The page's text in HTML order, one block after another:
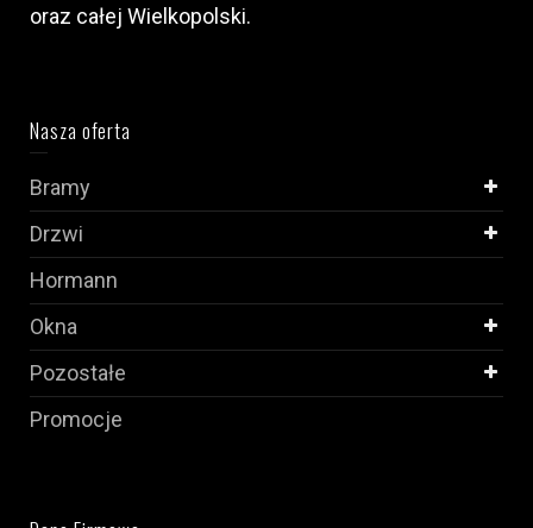
oraz całej Wielkopolski.
Nasza oferta
Bramy
Drzwi
Hormann
Okna
Pozostałe
Promocje